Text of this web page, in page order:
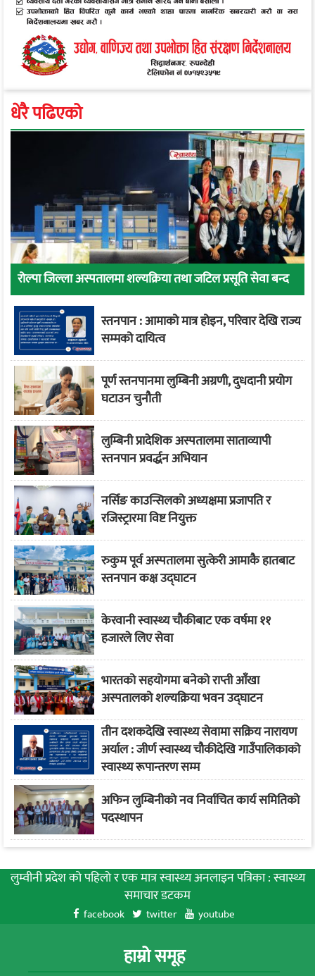
धेरै पढिएको
रोल्पा जिल्ला अस्पतालमा शल्यक्रिया तथा जटिल प्रसूति सेवा बन्द
स्तनपान : आमाको मात्र होइन, परिवार देखि राज्य
सम्मको दायित्व
पूर्ण स्तनपानमा लुम्बिनी अग्रणी, दुधदानी प्रयोग
घटाउन चुनौती
लुम्बिनी प्रादेशिक अस्पतालमा साताव्यापी
स्तनपान प्रवर्द्धन अभियान
नर्सिङ काउन्सिलको अध्यक्षमा प्रजापति र
रजिस्ट्रारमा विष्ट नियुक्त
रुकुम पूर्व अस्पतालमा सुत्केरी आमाकै हातबाट
स्तनपान कक्ष उद्घाटन
केरवानी स्वास्थ्य चौकीबाट एक वर्षमा ११
हजारले लिए सेवा
भारतको सहयोगमा बनेको राप्ती आँखा
अस्पतालको शल्यक्रिया भवन उद्घाटन
तीन दशकदेखि स्वास्थ्य सेवामा सक्रिय नारायण
अर्याल : जीर्ण स्वास्थ्य चौकीदेखि गाउँपालिकाको
स्वास्थ्य रूपान्तरण सम्म
अफिन लुम्बिनीको नव निर्वाचित कार्य समितिको
पदस्थापन
लुम्वीनी प्रदेश को पहिलाे र एक मात्र स्वास्थ्य अनलाइन पत्रिका : स्वास्थ्य
समाचार डटकम
facebook twitter youtube
हाम्रो समूह